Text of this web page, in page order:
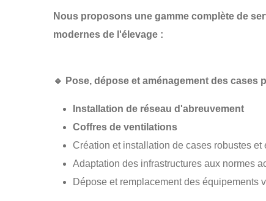
Nous proposons une gamme complète de
modernes de l'élevage :
🔹 Pose, dépose et aménagement des
Installation de réseau d'abreuvement
Coffres de ventilations
Création et installation de cases robustes et
Adaptation des infrastructures aux normes
Dépose et remplacement des équipements